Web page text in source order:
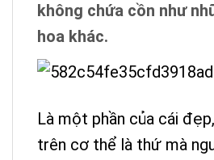
không chứa cồn như
hoa khác.
Là một phần của cái
trên cơ thể là thứ mà